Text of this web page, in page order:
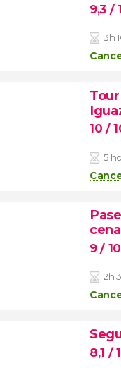
9,3 /
3h
10 /
5
cena
9/ 10
2h
8,1 /